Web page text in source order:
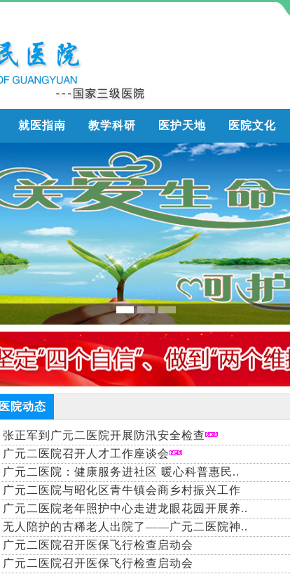
就医指南 教学科研 医护天地 医院文化
医院动态
张正军到广元二医院开展防汛安全检查
广元二医院召开人才工作座谈会
广元二医院：健康服务进社区 暖心科普惠民..
广元二医院与昭化区青牛镇会商乡村振兴工作
广元二医院老年照护中心走进龙眼花园开展养..
无人陪护的古稀老人出院了——广元二医院神..
广元二医院召开医保飞行检查启动会
广元二医院召开医保飞行检查启动会